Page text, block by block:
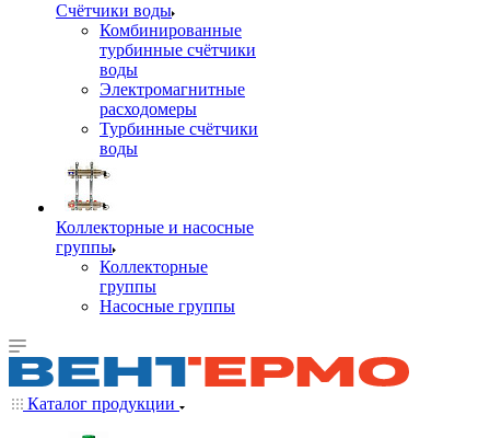
Счётчики воды
Комбинированные
турбинные счётчики
воды
Электромагнитные
расходомеры
Турбинные счётчики
воды
Коллекторные и насосные
группы
Коллекторные
группы
Насосные группы
Каталог продукции